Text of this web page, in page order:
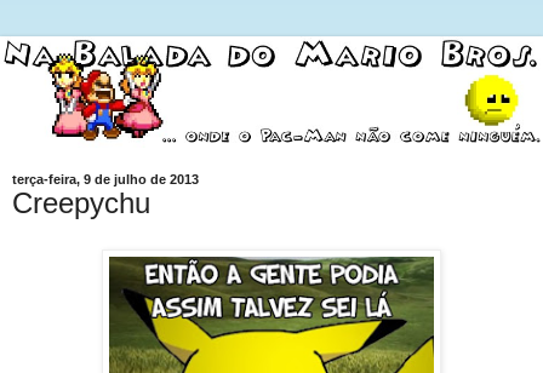
terça-feira, 9 de julho de 2013
Creepychu